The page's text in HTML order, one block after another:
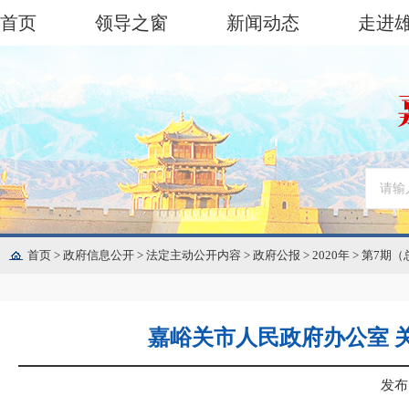
首页 领导之窗 新闻动态 走进
首页 > 政府信息公开 > 法定主动公开内容 > 政府公报 > 2020年 > 第7期（
嘉峪关市人民政府办公室
发